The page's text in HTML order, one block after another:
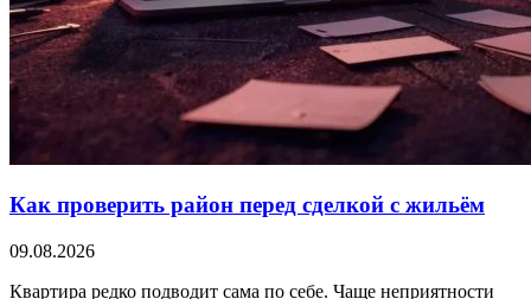
Как проверить район перед сделкой с жильём
09.08.2026
Квартира редко подводит сама по себе. Чаще неприятности